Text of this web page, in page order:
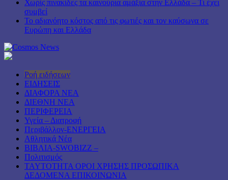
Χωρίς πινακίδες τα καινούρια αμάξια στην Ελλάδα – Τι έχει
συμβεί
Το αδιανόητο κόστος από τις φωτιές και τον καύσωνα σε
Ευρώπη και Ελλάδα
Ροή ειδήσεων
ΕΙΔΗΣΕΙΣ
ΔΙΑΦΟΡΑ ΝΕΑ
ΔΙΕΘΝΗ ΝΕΑ
ΠΕΡΙΦΕΡΕΙΑ
Υγεία – Διατροφή
Περιβάλλον-ΕΝΕΡΓΕΙΑ
Αθλητικά Νέα
ΒΙΒΛΙΑ-SWOBIZZ –
Πολιτισμός
TAYTOTHTA ΟΡΟΙ ΧΡΗΣΗΣ ΠΡΟΣΩΠΙΚΑ
ΔΕΔΟΜΕΝΑ ΕΠΙΚΟΙΝΩΝΙΑ